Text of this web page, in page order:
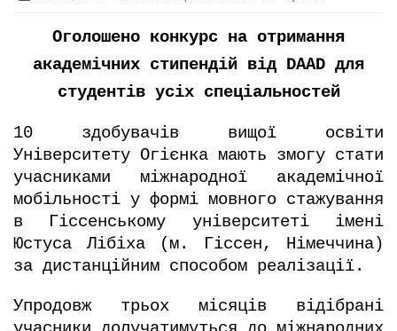
академічної
мобільності
Оголошено конкурс на отримання
академічних стипендій від DAAD для
студентів усіх спеціальностей
10 здобувачів вищої освіти
Університету Огієнка мають змогу стати
учасниками міжнародної академічної
мобільності у формі мовного стажування
в Гіссенському університеті імені
Юстуса Лібіха (м. Гіссен, Німеччина)
за дистанційним способом реалізації.
Упродовж трьох місяців відібрані